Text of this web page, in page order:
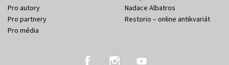
Pro autory
Pro partnery
Pro média
Nadace Albatros
Restorio – online antikvariát